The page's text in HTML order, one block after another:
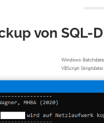
von SQL-